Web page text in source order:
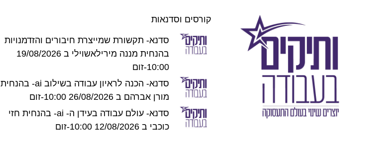
קורסים וסדנאות
סדנא- תקשורת שמייצרת חיבורים והזדמנויות
בהנחית מננה מירילאשוילי ב 19/08/2026
10:00-זום
סדנא- הכנה לראיון עבודה בשילוב ai- בהנחית
מורן אברהם ב 26/08/2026 10:00-זום
סדנא- עולם עבודה בעידן ה- ai- בהנחית חזי
כוכבי ב 12/08/2026 10:00-זום